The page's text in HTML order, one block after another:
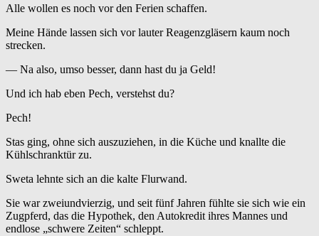
Alle wollen es noch vor den Ferien schaffen.
Meine Hände lassen sich vor lauter Reagenzgläsern kaum noch
strecken.
— Na also, umso besser, dann hast du ja Geld!
Und ich hab eben Pech, verstehst du?
Pech!
Stas ging, ohne sich auszuziehen, in die Küche und knallte die
Kühlschranktür zu.
Sweta lehnte sich an die kalte Flurwand.
Sie war zweiundvierzig, und seit fünf Jahren fühlte sie sich wie ein
Zugpferd, das die Hypothek, den Autokredit ihres Mannes und
endlose „schwere Zeiten“ schleppt.